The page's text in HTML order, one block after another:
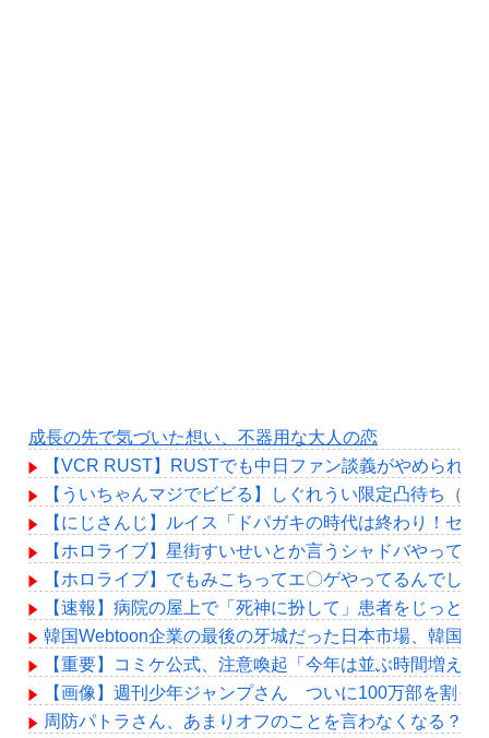
成長の先で気づいた想い、不器用な大人の恋
【VCR RUST】RUSTでも中日ファン談義がやめられな
【ういちゃんマジでビビる】しぐれうい限定凸待ち（
【にじさんじ】ルイス「ドパガキの時代は終わり！セ
【ホロライブ】星街すいせいとか言うシャドバやって
【ホロライブ】でもみこちってエ〇ゲやってるんでし
【速報】病院の屋上で「死神に扮して」患者をじっと
韓国Webtoon企業の最後の牙城だった日本市場、韓国
【重要】コミケ公式、注意喚起「今年は並ぶ時間増え
【画像】週刊少年ジャンプさん ついに100万部を割っ
周防パトラさん、あまりオフのことを言わなくなる？